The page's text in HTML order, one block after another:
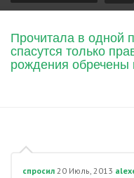
Прочитала в одной
спасутся только
рождения обречены
спросил 20 Июль, 2013